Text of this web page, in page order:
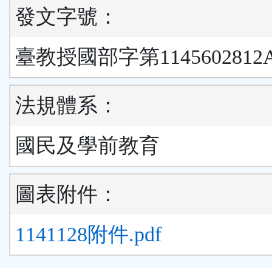
發文字號：
臺教授國部字第
法規體系：
國民及學前教育
圖表附件：
1141128附件.pdf